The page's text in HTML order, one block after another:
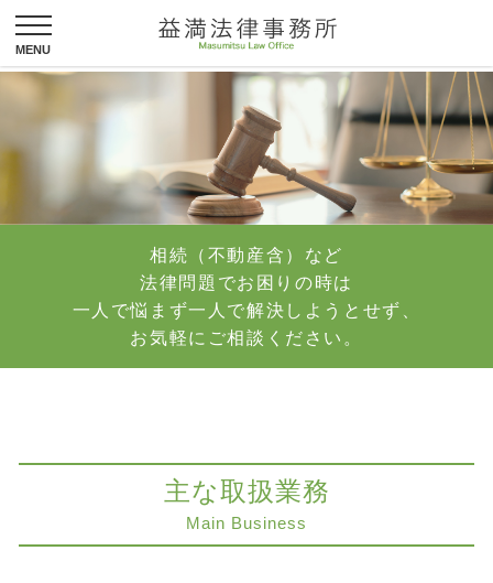
相続（不動産含）など
法律問題でお困りの時は
一人で悩まず一人で解決しようとせず、
お気軽にご相談ください。
主な取扱業務
Main Business